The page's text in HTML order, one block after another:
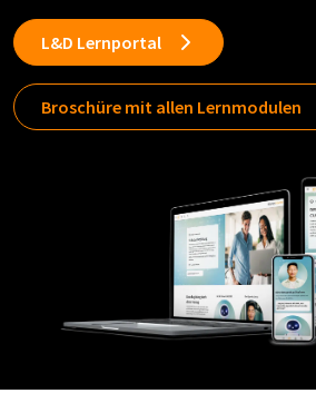
L&D Lernportal
Broschüre mit allen Lernmodulen